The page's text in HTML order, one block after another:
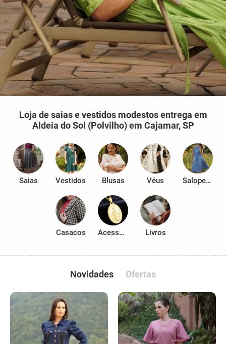
Loja de saias e vestidos modestos entrega em
Aldeia do Sol (Polvilho) em Cajamar, SP
Saias Vestidos Blusas Véus Salopetes
Casacos Acessórios Livros
Novidades Ofertas